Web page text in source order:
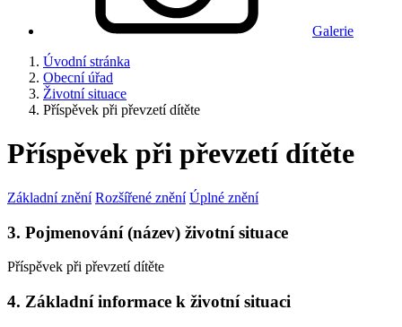
Galerie
Úvodní stránka
Obecní úřad
Životní situace
Příspěvek při převzetí dítěte
Příspěvek při převzetí dítěte
Základní znění Rozšířené znění Úplné znění
3. Pojmenování (název) životní situace
Příspěvek při převzetí dítěte
4. Základní informace k životní situaci